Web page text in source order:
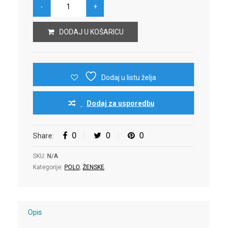
DODAJ U KOŠARICU
Dodaj u listu želja
Dodaj za usporedbu
Share: 0 0 0
SKU: N/A
Kategorije: POLO, ŽENSKE.
Opis